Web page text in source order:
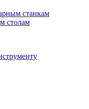
станкам
столам